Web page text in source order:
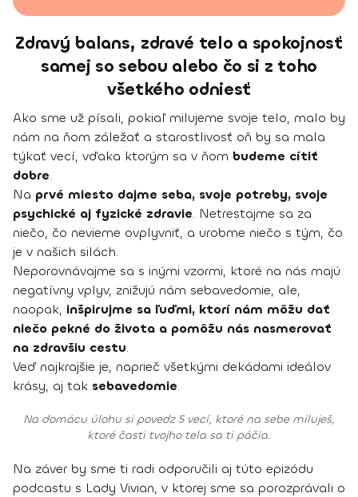
Zdravý balans, zdravé telo a spokojnosť
samej so sebou alebo čo si z toho
všetkého odniesť
Ako sme už písali, pokiaľ milujeme svoje telo, malo by
nám na ňom záležať a starostlivosť oň by sa mala
týkať vecí, vďaka ktorým sa v ňom budeme cítiť
dobre.
Na prvé miesto dajme seba, svoje potreby, svoje
psychické aj fyzické zdravie. Netrestajme sa za
niečo, čo nevieme ovplyvniť, a urobme niečo s tým, čo
je v našich silách.
Neporovnávajme sa s inými vzormi, ktoré na nás majú
negatívny vplyv, znižujú nám sebavedomie, ale,
naopak, inšpirujme sa ľuďmi, ktorí nám môžu dať
niečo pekné do života a pomôžu nás nasmerovať
na zdravšiu cestu.
Veď najkrajšie je, naprieč všetkými dekádami ideálov
krásy, aj tak sebavedomie.
Na domácu úlohu si povedz 5 vecí, ktoré na sebe miluješ,
ktoré časti tvojho tela sa ti páčia.
Na záver by sme ti radi odporučili aj túto epizódu
podcastu s Lady Vivian, v ktorej sme sa porozprávali o